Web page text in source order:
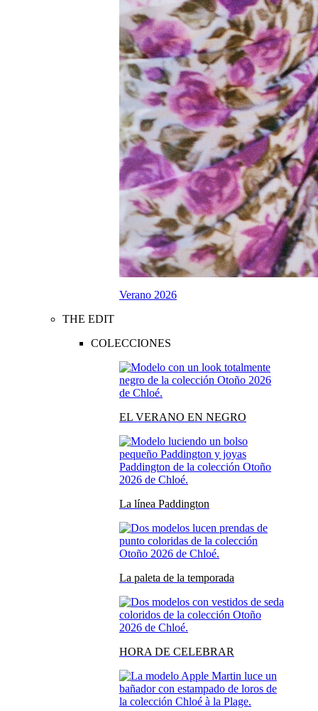
Verano 2026
THE EDIT
COLECCIONES
EL VERANO EN NEGRO
La línea Paddington
La paleta de la temporada
HORA DE CELEBRAR